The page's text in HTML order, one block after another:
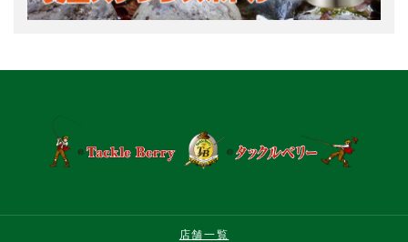
店舗一覧